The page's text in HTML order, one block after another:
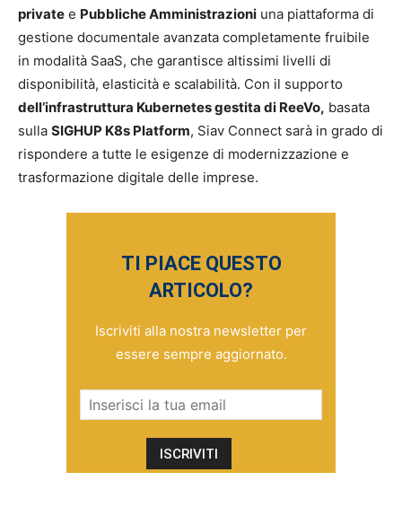
private e Pubbliche Amministrazioni una piattaforma di
gestione documentale avanzata completamente fruibile
in modalità SaaS, che garantisce altissimi livelli di
disponibilità, elasticità e scalabilità. Con il supporto
dell’infrastruttura Kubernetes gestita di ReeVo, basata
sulla SIGHUP K8s Platform, Siav Connect sarà in grado di
rispondere a tutte le esigenze di modernizzazione e
trasformazione digitale delle imprese.
TI PIACE QUESTO
ARTICOLO?
Iscriviti alla nostra newsletter per
essere sempre aggiornato.